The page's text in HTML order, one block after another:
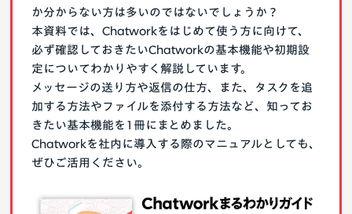
か分からない方は多いのではないでしょうか？
本資料では、Chatworkをはじめて使う方に向けて、
必ず確認しておきたいChatworkの基本機能や初期設
定についてわかりやすく解説しています。
メッセージの送り方や返信の仕方、また、タスクを追
加する方法やファイルを添付する方法など、知ってお
きたい基本機能を1冊にまとめました。
Chatworkを社内に導入する際のマニュアルとしても、
ぜひご活用ください。